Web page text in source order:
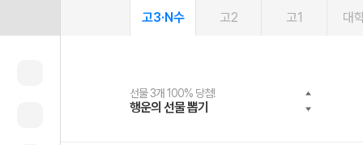
고3·N수 고2 고1 대
선물 3개 100% 당첨!
행운의 선물 뽑기
선물 100% 증정!
메가스터디 X 올리브
여름방학 스터디 캐시백
메가런 썸머스쿨
2027 러셀 단과
강사 공개선발
스마트러닝앱
설문 EVENT
메가패스
3일 무료 체험권
메가패스 수강생 무료혜택!
메가클럽 멤버십
사회공헌 캠페인
희망이룸 메가나눔